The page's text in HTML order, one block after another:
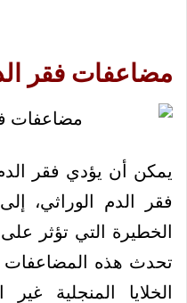
مضاعفات فقر
يمكن أن يؤدي فقر
فقر الدم الوراثي،
الخطيرة التي تؤثر
تحدث هذه
الخلايا المنجلية